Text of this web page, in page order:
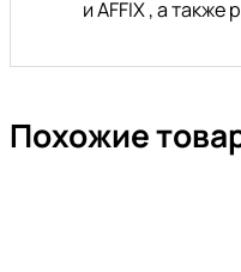
и AFFIX , а
Похожие